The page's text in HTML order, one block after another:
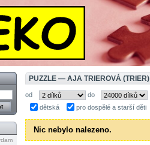
PUZZLE — AJA TRIEROVÁ (TRIER)
od do
dětská
pro dospělé a starší děti
Nic nebylo nalezeno.